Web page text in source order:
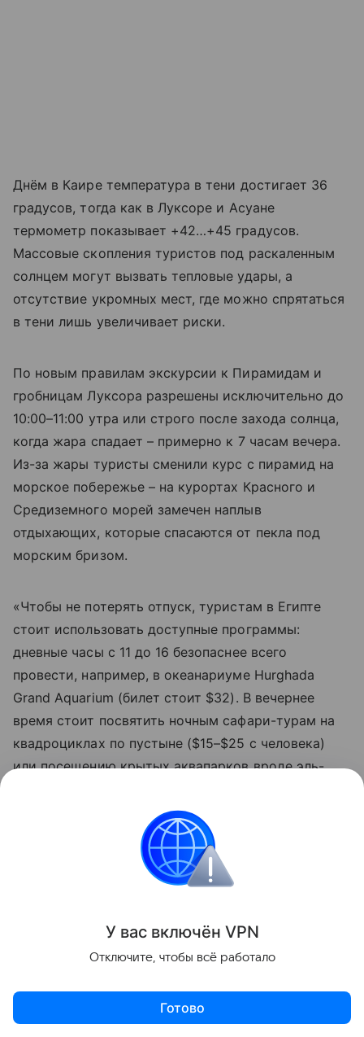
Днём в Каире температура в тени достигает 36
градусов, тогда как в Луксоре и Асуане
термометр показывает +42…+45 градусов.
Массовые скопления туристов под раскаленным
солнцем могут вызвать тепловые удары, а
отсутствие укромных мест, где можно спрятаться
в тени лишь увеличивает риски.
По новым правилам экскурсии к Пирамидам и
гробницам Луксора разрешены исключительно до
10:00–11:00 утра или строго после захода солнца,
когда жара спадает – примерно к 7 часам вечера.
Из-за жары туристы сменили курс с пирамид на
морское побережье – на курортах Красного и
Средиземного морей замечен наплыв
отдыхающих, которые спасаются от пекла под
морским бризом.
«Чтобы не потерять отпуск, туристам в Египте
стоит использовать доступные программы:
дневные часы с 11 до 16 безопаснее всего
провести, например, в океанариуме Hurghada
Grand Aquarium (билет стоит $32). В вечернее
время стоит посвятить ночным сафари-турам на
квадроциклах по пустыне ($15–$25 с человека)
или посещению крытых аквапарков вроде эль-
обойдется в $30», - советует эксперт по
египетскому направлению Фуад эль Гохари.
Поделиться
У вас включён VPN
Отключите, чтобы всё работало
Готово